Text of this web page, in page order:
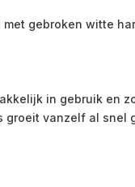
gebroken witte
in gebruik en
groeit vanzelf al snel